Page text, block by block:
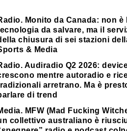
Monito da Canada: non è
da salvare, ma il
chiusura di sei stazioni
& Media
Audiradio Q2 2026:
mentre autoradio e
arretrano. Ma è
di trend
MFW (Mad Fucking
collettivo australiano è